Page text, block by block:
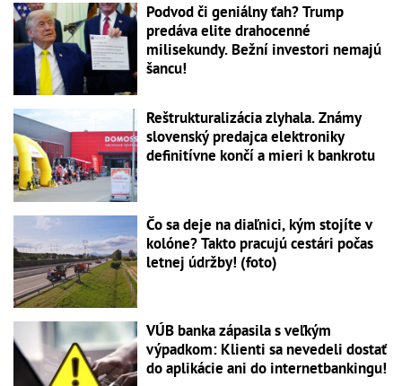
Podvod či geniálny ťah? Trump
predáva elite drahocenné
milisekundy. Bežní investori nemajú
šancu!
Reštrukturalizácia zlyhala. Známy
slovenský predajca elektroniky
definitívne končí a mieri k bankrotu
Čo sa deje na diaľnici, kým stojíte v
kolóne? Takto pracujú cestári počas
letnej údržby! (foto)
VÚB banka zápasila s veľkým
výpadkom: Klienti sa nevedeli dostať
do aplikácie ani do internetbankingu!